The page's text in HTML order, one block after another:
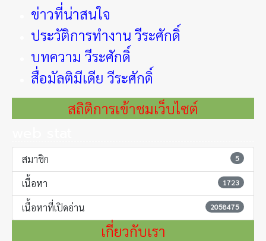
ข่าวที่น่าสนใจ
ประวัติการทำงาน วีระศักดิ์
บทความ วีระศักดิ์
สื่อมัลติมีเดีย วีระศักดิ์
สถิติการเข้าชมเว็บไซต์
สมาชิก 5
เนื้อหา 1723
เนื้อหาที่เปิดอ่าน 2058475
เกี่ยวกับเรา